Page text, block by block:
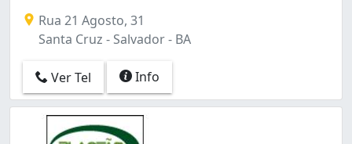
Rua 21 Agosto, 31
Santa Cruz - Salvador - BA
Ver Tel Info